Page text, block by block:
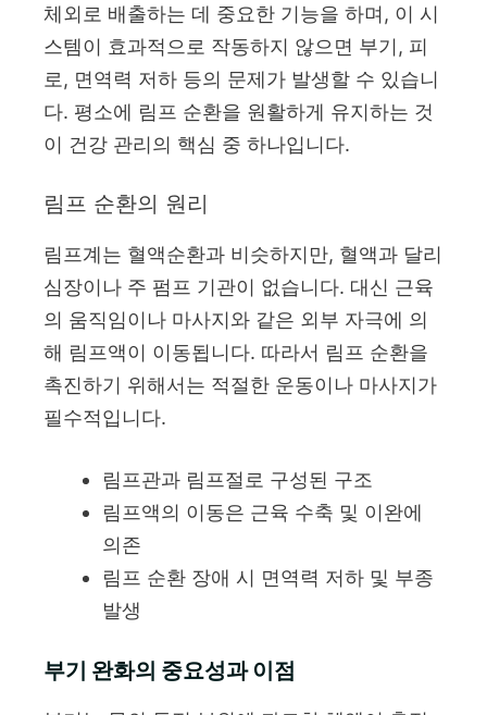
체외로 배출하는 데 중요한 기능을 하며, 이 시
스템이 효과적으로 작동하지 않으면 부기, 피
로, 면역력 저하 등의 문제가 발생할 수 있습니
다. 평소에 림프 순환을 원활하게 유지하는 것
이 건강 관리의 핵심 중 하나입니다.
림프 순환의 원리
림프계는 혈액순환과 비슷하지만, 혈액과 달리
심장이나 주 펌프 기관이 없습니다. 대신 근육
의 움직임이나 마사지와 같은 외부 자극에 의
해 림프액이 이동됩니다. 따라서 림프 순환을
촉진하기 위해서는 적절한 운동이나 마사지가
필수적입니다.
림프관과 림프절로 구성된 구조
림프액의 이동은 근육 수축 및 이완에
의존
림프 순환 장애 시 면역력 저하 및 부종
발생
부기 완화의 중요성과 이점